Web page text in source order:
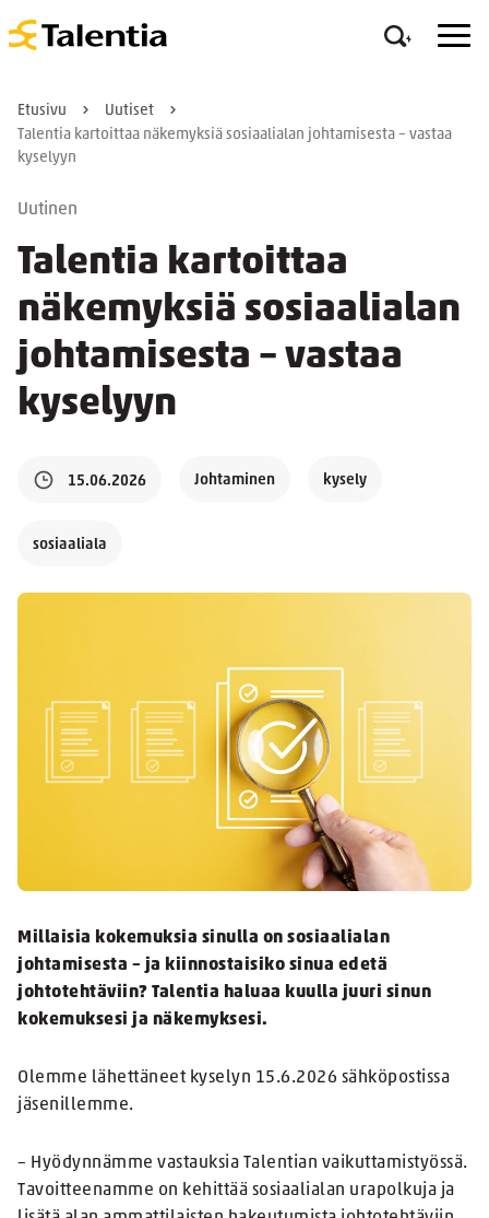
Etusivu
Uutiset
Talentia kartoittaa näkemyksiä sosiaalialan johtamisesta – vastaa
kyselyyn
Uutinen
Talentia kartoittaa
näkemyksiä sosiaalialan
johtamisesta – vastaa
kyselyyn
15.06.2026 Johtaminen kysely
sosiaaliala
Millaisia kokemuksia sinulla on sosiaalialan
johtamisesta – ja kiinnostaisiko sinua edetä
johtotehtäviin? Talentia haluaa kuulla juuri sinun
kokemuksesi ja näkemyksesi.
Olemme lähettäneet kyselyn 15.6.2026 sähköpostissa
jäsenillemme.
– Hyödynnämme vastauksia Talentian vaikuttamistyössä.
Tavoitteenamme on kehittää sosiaalialan urapolkuja ja